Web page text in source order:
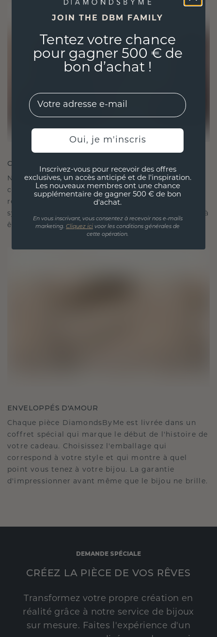
CRÉÉ POUR LA CONNEXION
Notre philosophie en matière de design est de
créer des liens, chaque pièce étant conçue pour
résister à l'épreuve du temps. Elle devient votre
symbole d'amour et de moments chéris, destinée à
être portée et chérie pour toujours.
ENVELOPPÉS D'AMOUR
Chaque pièce DiamondsByMe est livrée dans un
coffret spécial qui marque le début de l'histoire de
votre cadeau. Choisissez l'emballage qui
correspond à votre style et qui montre à quel
point vous tenez à votre bijou. La garantie
d'impressionner avant même que le bijou ne brille.
DEMANDE SPÉCIALE
CRÉEZ LA PIÈCE DE VOS RÊVES
Transformez votre propre création en
réalité grâce à notre service de bijoux
sur mesure. Faites l'expérience d'un
JOIN THE DBM FAMILY
Tentez votre chance
pour gagner 500 € de
bon d’achat !
EMail
Oui, je m'inscris
Inscrivez-vous pour recevoir des offres
exclusives, un accès anticipé et de l'inspiration.
Les nouveaux membres ont une chance
supplémentaire de gagner 500 € de bon
d'achat.
En vous inscrivant, vous consentez à recevoir nos e-mails
marketing. Cliquez ici voor les conditions générales de
cette opération.